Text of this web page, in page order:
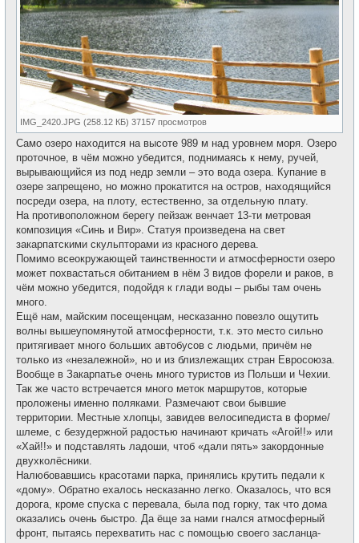
IMG_2420.JPG (258.12 КБ) 37157 просмотров
Само озеро находится на высоте 989 м над уровнем моря. Озеро
проточное, в чём можно убедится, поднимаясь к нему, ручей,
вырывающийся из под недр земли – это вода озера. Купание в
озере запрещено, но можно прокатится на остров, находящийся
посреди озера, на плоту, естественно, за отдельную плату.
На противоположном берегу пейзаж венчает 13-ти метровая
композиция «Синь и Вир». Статуя произведена на свет
закарпатскими скульпторами из красного дерева.
Помимо всеокружающей таинственности и атмосферности озеро
может похвастаться обитанием в нём 3 видов форели и раков, в
чём можно убедится, подойдя к глади воды – рыбы там очень
много.
Ещё нам, майским посещенцам, несказанно повезло ощутить
волны вышеупомянутой атмосферности, т.к. это место сильно
притягивает много больших автобусов с людьми, причём не
только из «незалежной», но и из близлежащих стран Евросоюза.
Вообще в Закарпатье очень много туристов из Польши и Чехии.
Так же часто встречается много меток маршрутов, которые
проложены именно поляками. Размечают свои бывшие
территории. Местные хлопцы, завидев велосипедиста в форме/
шлеме, с безудержной радостью начинают кричать «Агой!!» или
«Хай!!» и подставлять ладоши, чтоб «дали пять» закордонные
двухколёсники.
Налюбовавшись красотами парка, принялись крутить педали к
«дому». Обратно ехалось несказанно легко. Оказалось, что вся
дорога, кроме спуска с перевала, была под горку, так что дома
оказались очень быстро. Да ёще за нами гнался атмосферный
фронт, пытаясь перехватить нас с помощью своего засланца-